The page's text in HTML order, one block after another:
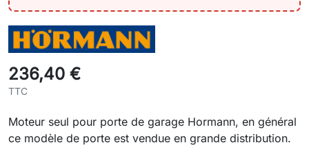
236,40 €
TTC
Moteur seul pour porte de garage Hormann, en général
ce modèle de porte est vendue en grande distribution.